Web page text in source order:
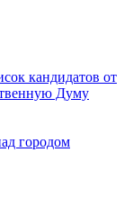
кандидатов от
Думу
городом